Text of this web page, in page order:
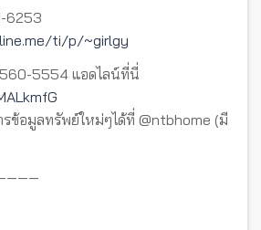
6253
ti/p/~girlgy
560-5554 แอดไลน์ที่นี่
ข้อมูลทรัพย์ใหม่ๆได้ที่ @ntbhome (มี